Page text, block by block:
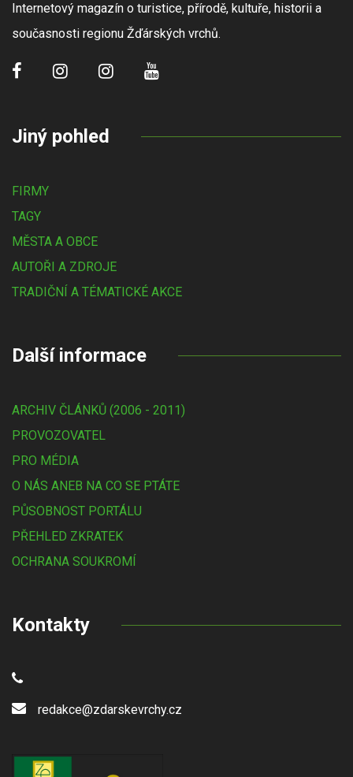
Internetový magazín o turistice, přírodě, kultuře, historii a
současnosti regionu Žďárských vrchů.
Jiný pohled
FIRMY
TAGY
MĚSTA A OBCE
AUTOŘI A ZDROJE
TRADIČNÍ A TÉMATICKÉ AKCE
Další informace
ARCHIV ČLÁNKŮ (2006 - 2011)
PROVOZOVATEL
PRO MÉDIA
O NÁS ANEB NA CO SE PTÁTE
PŮSOBNOST PORTÁLU
PŘEHLED ZKRATEK
OCHRANA SOUKROMÍ
Kontakty
redakce@zdarskevrchy.cz